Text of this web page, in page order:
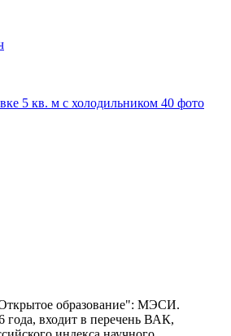
5 кв. м с холодильником 40 фото
образование": МЭСИ.
года, входит в перечень ВАК,